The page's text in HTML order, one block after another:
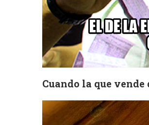
Cuando la que